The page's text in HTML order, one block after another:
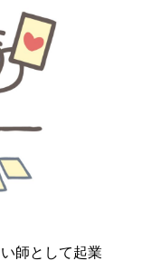
師として起業